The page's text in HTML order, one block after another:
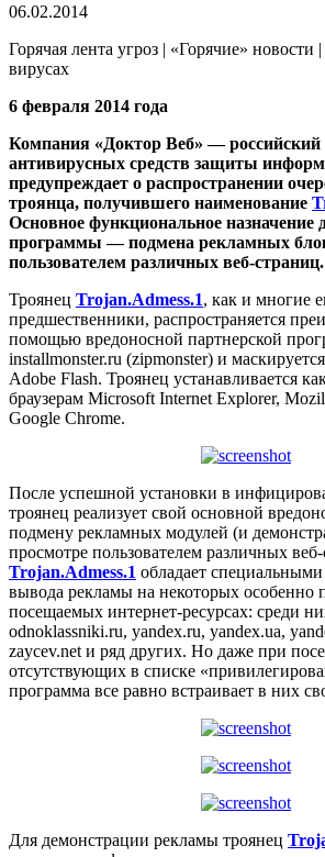
06.02.2014
Горячая лента угроз | «Горячие» новости
вирусах
6 февраля 2014 года
Компания «Доктор Веб» — российский
антивирусных средств защиты
предупреждает о распространении
троянца, получившего наименование
Основное функциональное назначение
программы — подмена рекламных
пользователем различных веб-страниц.
Троянец Trojan.Admess.1, как и многие
предшественники, распространяется
помощью вредоносной партнерской
installmonster.ru (zipmonster) и
Adobe Flash. Троянец устанавливается
браузерам Microsoft Internet Explorer,
Google Chrome.
После успешной установки в
троянец реализует свой основной
подмену рекламных модулей (и
просмотре пользователем различных
Trojan.Admess.1 обладает
вывода рекламы на некоторых особенно
посещаемых интернет-ресурсах: среди
odnoklassniki.ru, yandex.ru, yandex.ua,
zaycev.net и ряд других. Но даже при
отсутствующих в списке
программа все равно встраивает в них
Для демонстрации рекламы троянец